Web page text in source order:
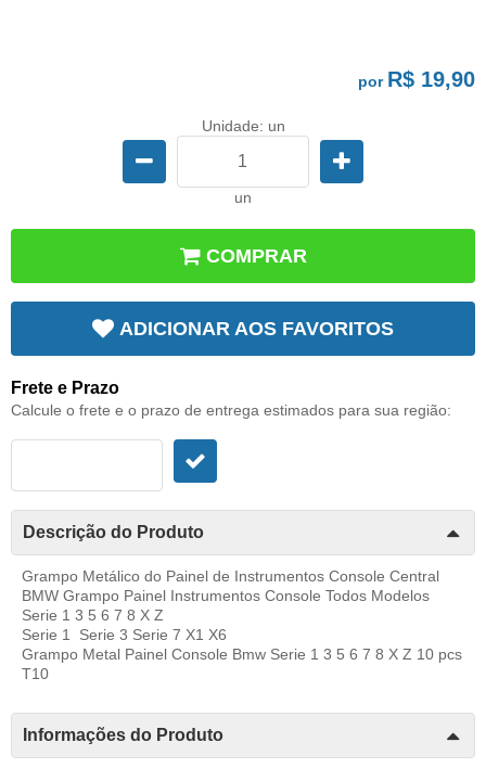
por R$ 19,90
Unidade: un
un
COMPRAR
ADICIONAR AOS FAVORITOS
Frete e Prazo
Calcule o frete e o prazo de entrega estimados para sua região:
Descrição do Produto
Grampo Metálico do Painel de Instrumentos Console Central
BMW Grampo Painel Instrumentos Console Todos Modelos
Serie 1 3 5 6 7 8 X Z
Serie 1 Serie 3 Serie 7 X1 X6
Grampo Metal Painel Console Bmw Serie 1 3 5 6 7 8 X Z 10 pcs
T10
Informações do Produto